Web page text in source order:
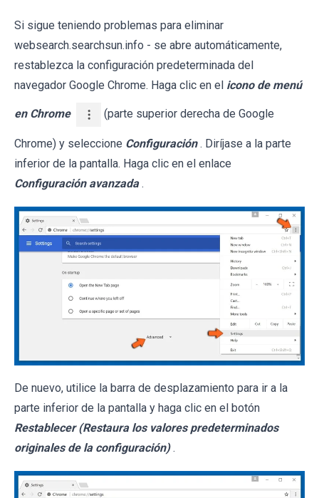
Si sigue teniendo problemas para eliminar
websearch.searchsun.info - se abre automáticamente,
restablezca la configuración predeterminada del
navegador Google Chrome. Haga clic en el icono de menú
en Chrome (parte superior derecha de Google
Chrome) y seleccione Configuración . Diríjase a la parte
inferior de la pantalla. Haga clic en el enlace
Configuración avanzada .
De nuevo, utilice la barra de desplazamiento para ir a la
parte inferior de la pantalla y haga clic en el botón
Restablecer (Restaura los valores predeterminados
originales de la configuración) .